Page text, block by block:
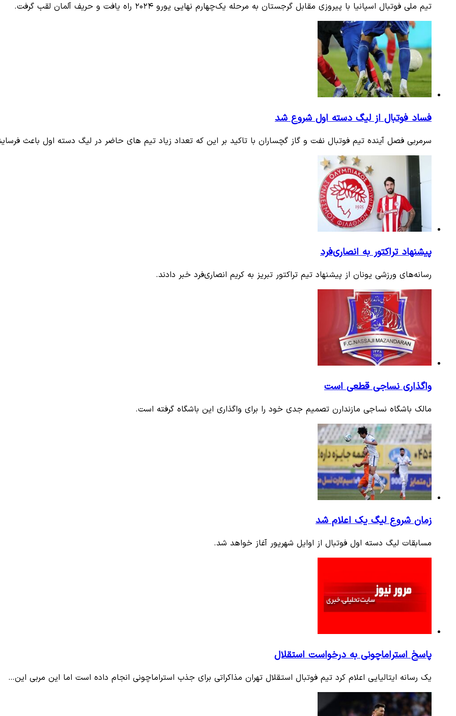
تیم ملی فوتبال اسپانیا با پیروزی مقابل گرجستان به مرحله یک‌چهارم نهایی یورو ۲۰۲۴ راه یافت و حریف آلمان لقب گرفت.
فساد فوتبال از لیگ دسته اول شروع شد
سرمربی فصل آینده تیم فوتبال نفت و گاز گچساران با تاکید بر این که تعداد زیاد تیم های حاضر در لیگ دسته اول باعث
پیشنهاد تراکتور به انصاری‌فرد
رسانه‌های ورزشی یونان از پیشنهاد تیم تراکتور تبریز به کریم انصاری‌فرد خبر دادند.
واگذاری نساجی قطعی است
مالک باشگاه نساجی مازندارن تصمیم جدی خود را برای واگذاری این باشگاه گرفته است.
زمان شروع لیگ یک اعلام شد
مسابقات لیگ دسته اول فوتبال از اوایل شهریور آغاز خواهد شد.
پاسخ استراماچونی به درخواست استقلال
یک رسانه ایتالیایی اعلام کرد تیم فوتبال استقلال تهران مذاکراتی برای جذب استراماچونی انجام داده است اما این مربی این…